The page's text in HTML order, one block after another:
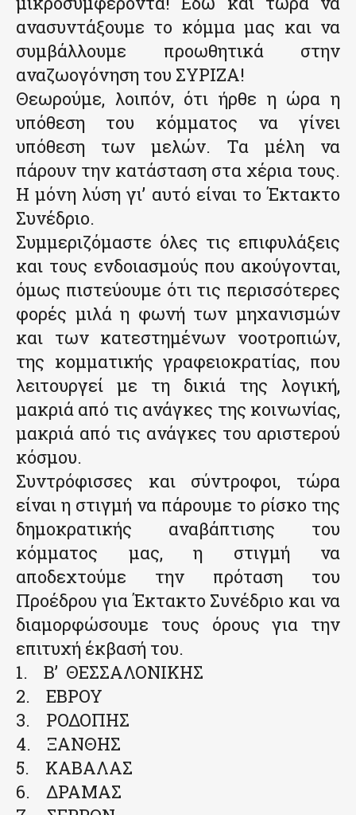
ανασυντάξουμε το κόμμα μας και να
συμβάλλουμε προωθητικά στην
αναζωογόνηση του ΣΥΡΙΖΑ!
Θεωρούμε, λοιπόν, ότι ήρθε η ώρα η
υπόθεση του κόμματος να γίνει
υπόθεση των μελών. Τα μέλη να
πάρουν την κατάσταση στα χέρια τους.
Η μόνη λύση γι’ αυτό είναι το Έκτακτο
Συνέδριο.
Συμμεριζόμαστε όλες τις επιφυλάξεις
και τους ενδοιασμούς που ακούγονται,
όμως πιστεύουμε ότι τις περισσότερες
φορές μιλά η φωνή των μηχανισμών
και των κατεστημένων νοοτροπιών,
της κομματικής γραφειοκρατίας, που
λειτουργεί με τη δικιά της λογική,
μακριά από τις ανάγκες της κοινωνίας,
μακριά από τις ανάγκες του αριστερού
κόσμου.
Συντρόφισσες και σύντροφοι, τώρα
είναι η στιγμή να πάρουμε το ρίσκο της
δημοκρατικής αναβάπτισης του
κόμματος μας, η στιγμή να
αποδεχτούμε την πρόταση του
Προέδρου για Έκτακτο Συνέδριο και να
διαμορφώσουμε τους όρους για την
επιτυχή έκβασή του.
1. B’ ΘΕΣΣΑΛΟΝΙΚΗΣ
2. ΕΒΡΟΥ
3. ΡΟΔΟΠΗΣ
4. ΞΑΝΘΗΣ
5. ΚΑΒΑΛΑΣ
6. ΔΡΑΜΑΣ